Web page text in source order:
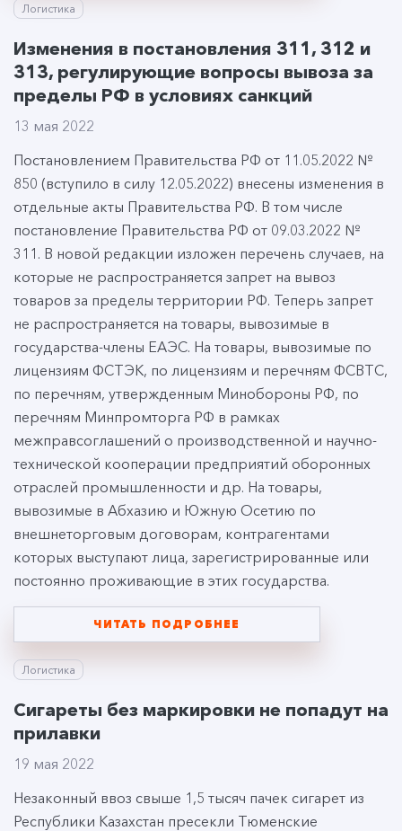
Логистика
Изменения в постановления 311, 312 и
313, регулирующие вопросы вывоза за
пределы РФ в условиях санкций
13 мая 2022
Постановлением Правительства РФ от 11.05.2022 №
850 (вступило в силу 12.05.2022) внесены изменения в
отдельные акты Правительства РФ. В том числе
постановление Правительства РФ от 09.03.2022 №
311. В новой редакции изложен перечень случаев, на
которые не распространяется запрет на вывоз
товаров за пределы территории РФ. Теперь запрет
не распространяется на товары, вывозимые в
государства-члены ЕАЭС. На товары, вывозимые по
лицензиям ФСТЭК, по лицензиям и перечням ФСВТС,
по перечням, утвержденным Минобороны РФ, по
перечням Минпромторга РФ в рамках
межправсоглашений о производственной и научно-
технической кооперации предприятий оборонных
отраслей промышленности и др. На товары,
вывозимые в Абхазию и Южную Осетию по
внешнеторговым договорам, контрагентами
которых выступают лица, зарегистрированные или
постоянно проживающие в этих государства.
ЧИТАТЬ ПОДРОБНЕЕ
Логистика
Сигареты без маркировки не попадут на
прилавки
19 мая 2022
Незаконный ввоз свыше 1,5 тысяч пачек сигарет из
Республики Казахстан пресекли Тюменские